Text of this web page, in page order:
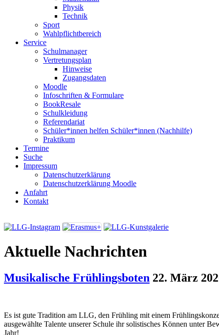
Physik
Technik
Sport
Wahlpflichtbereich
Service
Schulmanager
Vertretungsplan
Hinweise
Zugangsdaten
Moodle
Infoschriften & Formulare
BookResale
Schulkleidung
Referendariat
Schüler*innen helfen Schüler*innen (Nachhilfe)
Praktikum
Termine
Suche
Impressum
Datenschutzerklärung
Datenschutzerklärung Moodle
Anfahrt
Kontakt
Aktuelle Nachrichten
Musikalische Frühlingsboten 22. März
Es ist gute Tradition am LLG, den Frühling mit einem
ausgewählte Talente unserer Schule ihr solistisches Können unter
Jahr!